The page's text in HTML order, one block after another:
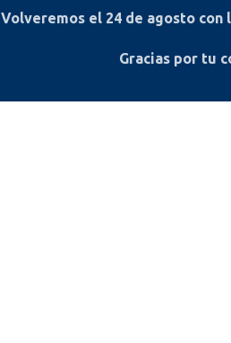
Volveremos el 24 de agosto con
Gracias por tu